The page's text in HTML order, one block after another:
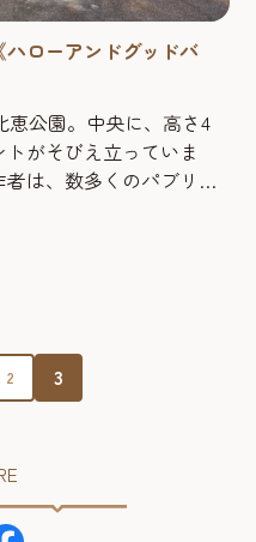
ハローアンドグッドバ
恵公園。中央に、高さ4
がそびえ立っていま
は、数多くのパブリッ
い者アートのプロ
この作品はアジアの玄
れているそうです。行
2 3